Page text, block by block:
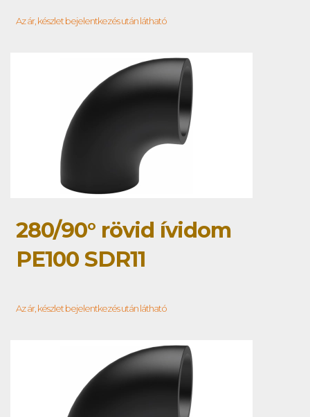
Az ár, készlet bejelentkezés után látható
280/90° rövid ívidom
PE100 SDR11
Az ár, készlet bejelentkezés után látható